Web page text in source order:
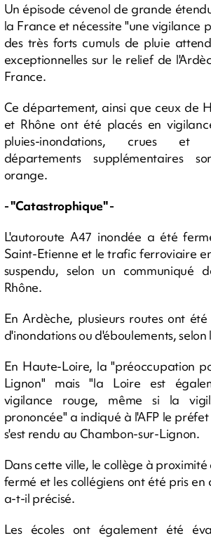
Un épisode cévenol de grande
la France et nécessite "une vigilance
des très forts cumuls de pluie
exceptionnelles sur le relief de
France.
Ce département, ainsi que ceux de
et Rhône ont été placés en
pluies-inondations, crues et
départements supplémentaires
orange.
- "Catastrophique" -
L'autoroute A47 inondée a été
Saint-Etienne et le trafic ferroviaire
suspendu, selon un communiqué
Rhône.
En Ardèche, plusieurs routes ont
d'inondations ou d'éboulements,
En Haute-Loire, la "préoccupation
Lignon" mais "la Loire est
vigilance rouge, même si la
prononcée" a indiqué à l'AFP le
s'est rendu au Chambon-sur-Lignon.
Dans cette ville, le collège à
fermé et les collégiens ont été pris
a-t-il précisé.
Les écoles ont également été